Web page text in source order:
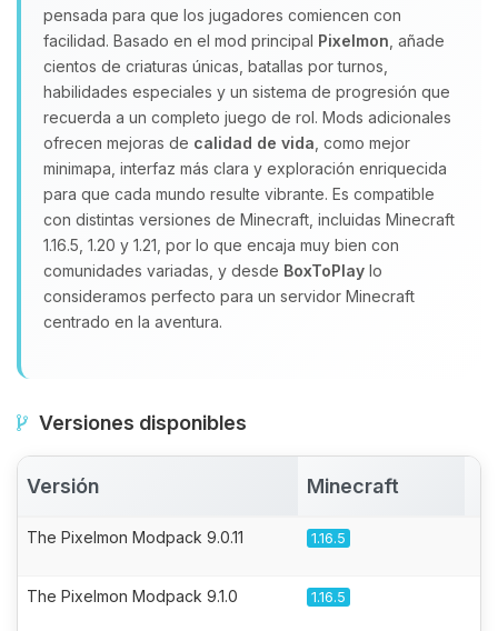
pensada para que los jugadores comiencen con
facilidad. Basado en el mod principal Pixelmon , añade
cientos de criaturas únicas, batallas por turnos,
habilidades especiales y un sistema de progresión que
recuerda a un completo juego de rol. Mods adicionales
ofrecen mejoras de calidad de vida , como mejor
minimapa, interfaz más clara y exploración enriquecida
para que cada mundo resulte vibrante. Es compatible
con distintas versiones de Minecraft, incluidas Minecraft
1.16.5, 1.20 y 1.21, por lo que encaja muy bien con
comunidades variadas, y desde BoxToPlay lo
consideramos perfecto para un servidor Minecraft
centrado en la aventura.
Versiones disponibles
Versión Minecraft
The Pixelmon Modpack 9.0.11 1.16.5
The Pixelmon Modpack 9.1.0 1.16.5
08/08/2026 10:17